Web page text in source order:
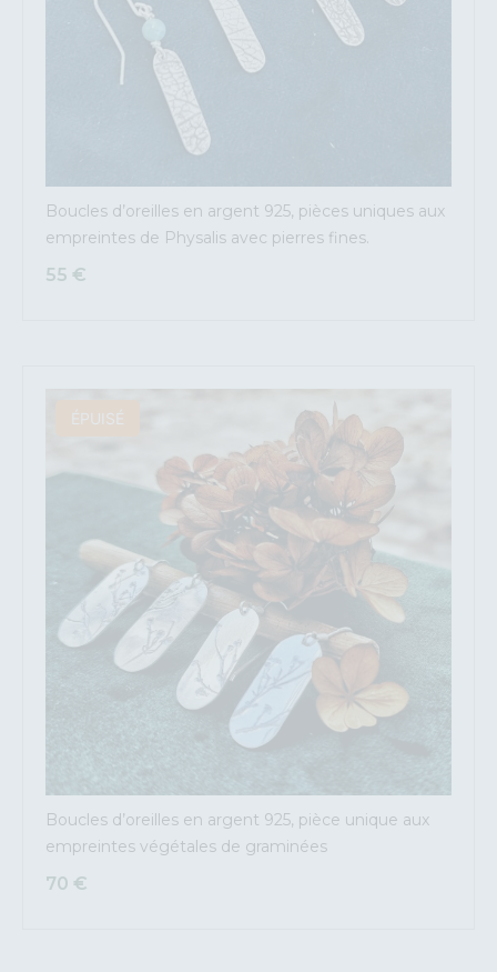
Boucles d’oreilles en argent 925, pièces uniques aux
empreintes de Physalis avec pierres fines.
55 €
Boucles d’oreilles en argent 925, pièce unique aux
empreintes végétales de graminées
70 €
ÉPUISÉ